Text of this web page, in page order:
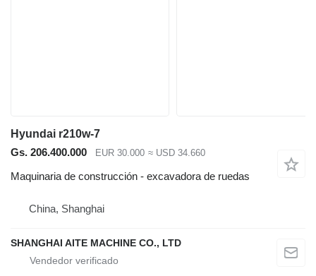
Hyundai r210w-7
Gs. 206.400.000
EUR 30.000 ≈ USD 34.660
Maquinaria de construcción - excavadora de ruedas
China, Shanghai
SHANGHAI AITE MACHINE CO., LTD